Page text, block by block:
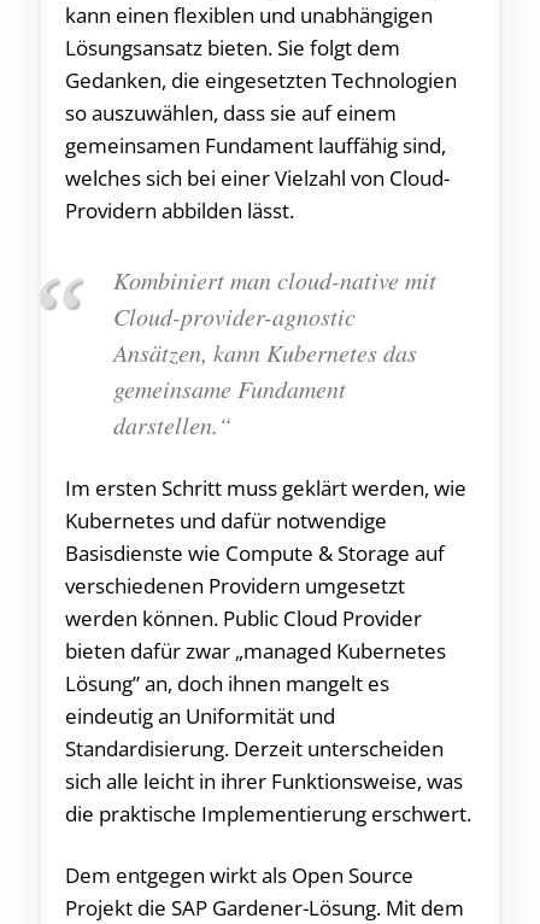
kann einen flexiblen und unabhängigen
Lösungsansatz bieten. Sie folgt dem
Gedanken, die eingesetzten Technologien
so auszuwählen, dass sie auf einem
gemeinsamen Fundament lauffähig sind,
welches sich bei einer Vielzahl von Cloud-
Providern abbilden lässt.
Kombiniert man cloud-native mit
Cloud-provider-agnostic
Ansätzen, kann Kubernetes das
gemeinsame Fundament
darstellen.“
Im ersten Schritt muss geklärt werden, wie
Kubernetes und dafür notwendige
Basisdienste wie Compute & Storage auf
verschiedenen Providern umgesetzt
werden können. Public Cloud Provider
bieten dafür zwar „managed Kubernetes
Lösung” an, doch ihnen mangelt es
eindeutig an Uniformität und
Standardisierung. Derzeit unterscheiden
sich alle leicht in ihrer Funktionsweise, was
die praktische Implementierung erschwert.
Dem entgegen wirkt als Open Source
Projekt die SAP Gardener-Lösung. Mit dem